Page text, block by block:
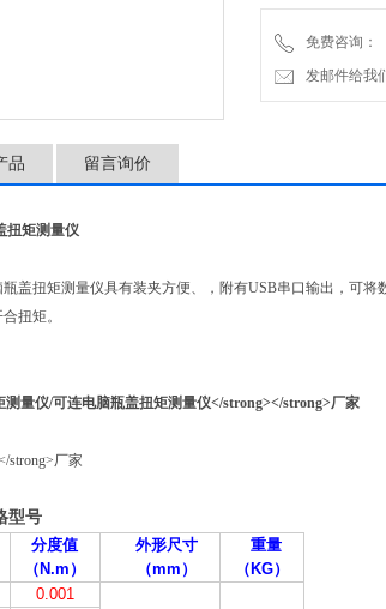
免费咨询：
发邮件给我
品 留言询价
扭矩测量仪
盖扭矩测量仪具有装夹方便、，附有USB串口输出，可
扭矩。
型号
分度值
（N.m）
外形尺寸
（mm）
重量
（KG）
0.001